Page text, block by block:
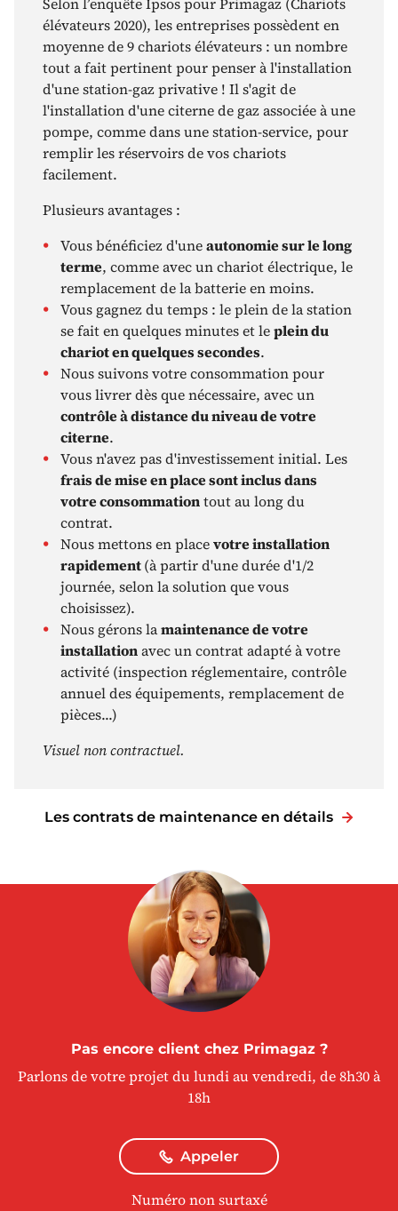
élévateurs 2020), les entreprises possèdent en
moyenne de 9 chariots élévateurs : un nombre
tout a fait pertinent pour penser à l'installation
d'une station-gaz privative ! Il s'agit de
l'installation d'une citerne de gaz associée à une
pompe, comme dans une station-service, pour
remplir les réservoirs de vos chariots
facilement.
Plusieurs avantages :
Vous bénéficiez d'uneautonomie sur le long
terme, comme avec un chariot électrique, le
remplacement de la batterie en moins.
Vous gagnez du temps : le plein de la station
se fait en quelques minutes et leplein du
chariot en quelques secondes.
Nous suivons votre consommation pour
vous livrer dès que nécessaire, avec un
contrôle à distance du niveau de votre
citerne.
Vous n'avez pas d'investissement initial. Les
frais de mise en place sont inclus dans
votre consommationtout au long du
contrat.
Nous mettons en placevotre installation
rapidement(à partir d'une durée d'1/2
journée, selon la solution que vous
choisissez).
Nous gérons lamaintenance de votre
installationavec un contrat adapté à votre
activité (inspection réglementaire, contrôle
annuel des équipements, remplacement de
pièces...)
Visuel non contractuel.
Les contrats de maintenance en détails
Pas encore client chez Primagaz ?
Parlons de votre projet du lundi au vendredi, de 8h30 à
18h
Appeler
Numéro non surtaxé